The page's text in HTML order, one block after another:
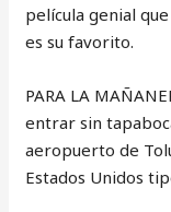
película genial
es su favorito.
PARA LA
entrar sin
aeropuerto de
Estados Unidos